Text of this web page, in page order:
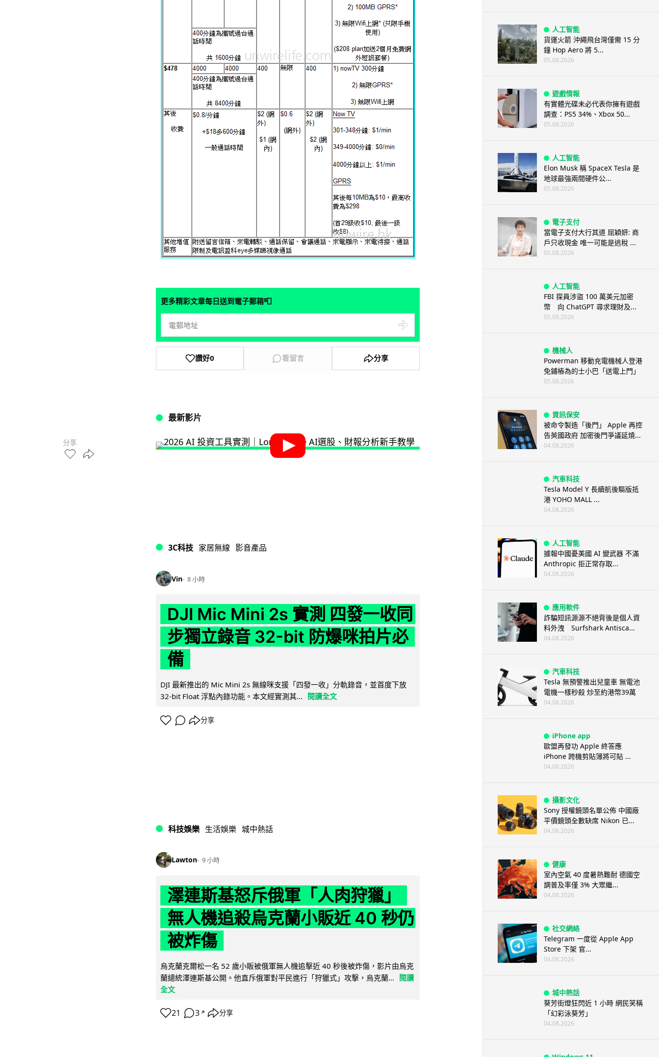
分享
更多精彩文章每日送到電子郵箱📮
讚好0 看留言 分享
最新影片
3C科技 家居無線 影音產品
Vin 8 小時
DJI Mic Mini 2s 實測 四發一收同
步獨立錄音 32-bit 防爆咪拍片必
備
DJI 最新推出的 Mic Mini 2s 無線咪支援「四發一收」分軌錄音，並首度下放
32-bit Float 浮點內錄功能。本文經實測其...
閱讀全文
分享
科技娛樂 生活娛樂 城中熱話
Lawton 9 小時
澤連斯基怒斥俄軍「人肉狩獵」
無人機追殺烏克蘭小販近 40 秒仍
被炸傷
烏克蘭克爾松一名 52 歲小販被俄軍無人機追擊近 40 秒後被炸傷，影片由烏克
蘭總統澤連斯基公開。他直斥俄軍對平民進行「狩獵式」攻擊，烏克蘭... 閱讀
全文
21 3 ↗ 分享
人工智能
貨運火箭 沖繩飛台灣僅需 15 分
鐘 Hop Aero 將 5...
05.08.2026
遊戲情報
有實體光碟未必代表你擁有遊戲
調查：PS5 34%、Xbox 50...
05.08.2026
人工智能
Elon Musk 稱 SpaceX Tesla 是
地球最強兩間硬件公...
05.08.2026
電子支付
當電子支付大行其道 屈穎妍: 商
戶只收現金 唯一可能是逃稅 ...
05.08.2026
人工智能
FBI 探員涉盜 100 萬美元加密
幣 向 ChatGPT 尋求理財及...
05.08.2026
機械人
Powerman 移動充電機械人登港
免鋪樁為的士小巴「送電上門」
05.08.2026
資訊保安
被命令製造「後門」 Apple 再控
告英國政府 加密後門爭議延燒...
04.08.2026
汽車科技
Tesla Model Y 長續航後驅版抵
港 YOHO MALL ...
04.08.2026
人工智能
據報中國憂美國 AI 變武器 不滿
Anthropic 拒正常存取...
04.08.2026
應用軟件
詐騙短訊源源不絕背後是個人資
料外洩 Surfshark Antisca...
04.08.2026
汽車科技
Tesla 無預警推出兒童車 無電池
電機一樣秒殺 炒至約港幣39萬
04.08.2026
iPhone app
歐盟再發功 Apple 終答應
iPhone 跨機剪貼簿將可貼 ...
04.08.2026
攝影文化
Sony 授權鏡頭名單公佈 中國廠
平價鏡頭全數缺席 Nikon 已...
04.08.2026
健康
室內空氣 40 度暑熱難耐 德國空
調普及率僅 3% 大眾繼...
04.08.2026
社交網絡
Telegram 一度從 Apple App
Store 下架 官...
04.08.2026
城中熱話
葵芳街燈狂閃近 1 小時 網民笑稱
「幻彩泳葵芳」
04.08.2026